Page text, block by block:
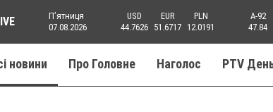
Пʼятниця
07.08.2026
USD
44.7626
EUR
51.6717
PLN
12.0191
A-92
47.84
новини Про Головне Наголос PTV